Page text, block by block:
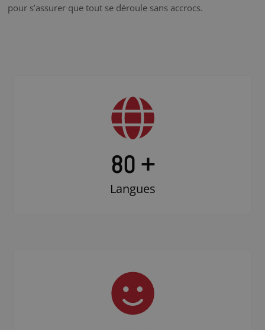
pour s’assurer que tout se déroule sans accrocs.
80 +
Langues